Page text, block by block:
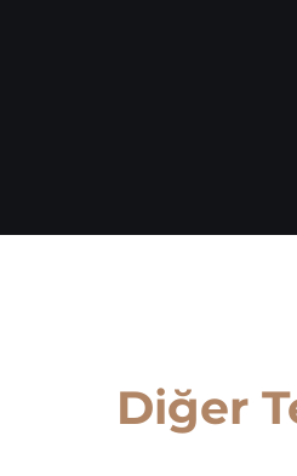
Diğer